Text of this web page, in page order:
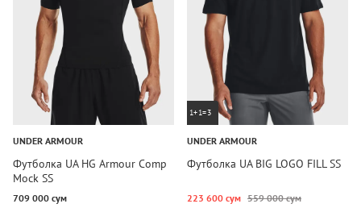
UNDER ARMOUR
Футболка UA HG Armour Comp
Mock SS
709 000 сум
1+1=3
UNDER ARMOUR
Футболка UA BIG LOGO FILL SS
223 600 сум 559 000 сум